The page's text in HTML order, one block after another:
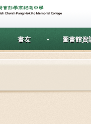
書友 圖書館資